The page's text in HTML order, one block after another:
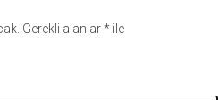
Gerekli alanlar* ile